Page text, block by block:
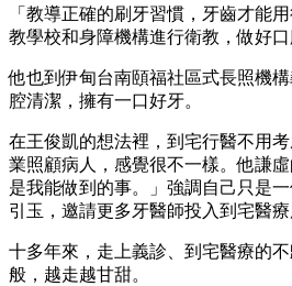
「教導正確的刷牙習慣，牙齒才能
教學校和身障機構進行衛教，做好口
他也到伊甸台南頤福社區式長照機
腔清潔，擁有一口好牙。
在王俊凱的想法裡，到宅行醫不用
業照顧病人，感覺很不一樣。他謙
是我能做到的事。」強調自己只是
引玉，邀請更多牙醫師投入到宅醫療
十多年來，走上義診、到宅醫療的
般，越走越甘甜。